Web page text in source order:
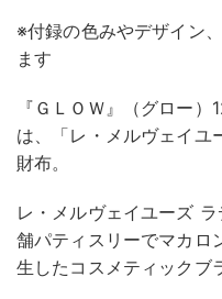
※付録の色みやデザイン
ます
『ＧＬＯＷ』（グロー
は、「レ・メルヴェイユ
財布。
レ・メルヴェイユーズ
舗パティスリーでマカロ
生したコスメティックブ